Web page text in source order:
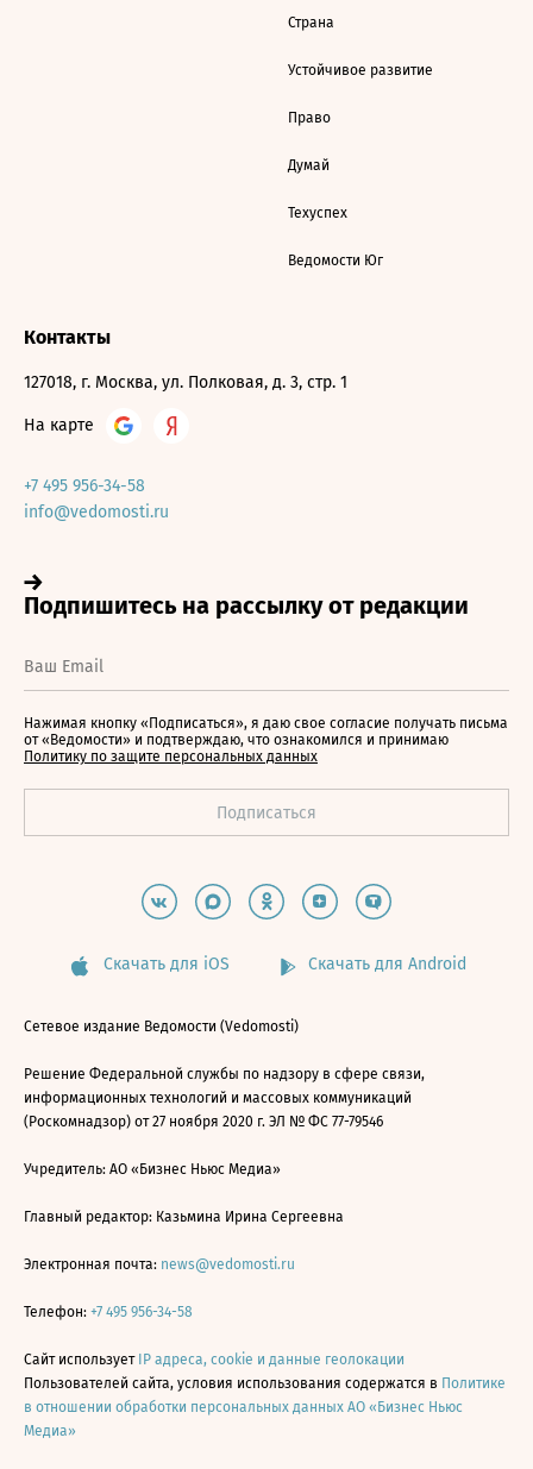
Страна
Устойчивое развитие
Право
Думай
Техуспех
Ведомости Юг
Контакты
127018, г. Москва, ул. Полковая, д. 3, стр. 1
На карте
+7 495 956-34-58
info@vedomosti.ru
Нажимая кнопку «Подписаться», я даю свое согласие получать письма
от «Ведомости» и подтверждаю, что ознакомился и принимаю
Политику по защите персональных данных
Скачать для iOS Скачать для Android
Сетевое издание Ведомости (Vedomosti)
Решение Федеральной службы по надзору в сфере связи,
информационных технологий и массовых коммуникаций
(Роскомнадзор) от 27 ноября 2020 г. ЭЛ № ФС 77-79546
Учредитель: АО «Бизнес Ньюс Медиа»
Главный редактор: Казьмина Ирина Сергеевна
Электронная почта: news@vedomosti.ru
Телефон: +7 495 956-34-58
Сайт использует IP адреса, cookie и данные геолокации
Пользователей сайта, условия использования содержатся в Политике
в отношении обработки персональных данных АО «Бизнес Ньюс
Медиа»